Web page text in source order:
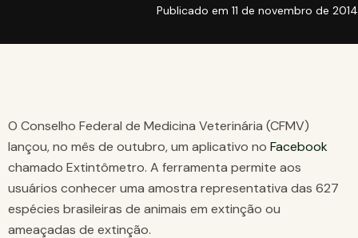
Publicado em 11 de novembro de 2014
O Conselho Federal de Medicina Veterinária (CFMV)
lançou, no mês de outubro, um aplicativo no Facebook
chamado Extintômetro. A ferramenta permite aos
usuários conhecer uma amostra representativa das 627
espécies brasileiras de animais em extinção ou
ameaçadas de extinção.